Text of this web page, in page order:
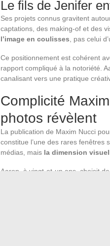
Le fils de Jenifer
Ses projets connus gravitent
captations, des making-of et des
l’image en coulisses , pas celui
Ce positionnement est cohérent
rapport compliqué à la notoriété.
canalisant vers une pratique
Complicité
photos révèlent
La publication de Maxim Nucci
constitue l’une des rares fenêtres
médias, mais la dimension
Aaron, à vingt-et-un ans, choisit